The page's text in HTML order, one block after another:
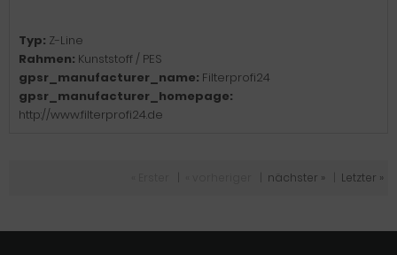
Typ: Z-Line
Rahmen: Kunststoff / PES
gpsr_manufacturer_name: Filterprofi24
gpsr_manufacturer_homepage:
http://www.filterprofi24.de
nächster » Letzter »